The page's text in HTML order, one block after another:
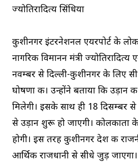
ज्योतिरादित्य सिंधिया
कुशीनगर इंटरनेशनल एयरपोर्ट के
नागरिक विमानन मंत्री ज्योतिरादित्य
नवम्बर से दिल्ली-कुशीनगर के लिए
घोषणा की। उन्होंने बताया कि उड़ान
मिलेगी। इसके साथ ही 18 दिसम्बर
से उड़ान शुरू हो जाएगी। कोलकाता
होगी। इस तरह कुशीनगर देश की
आर्थिक राजधानी से सीधे जुड़ जाएगा।